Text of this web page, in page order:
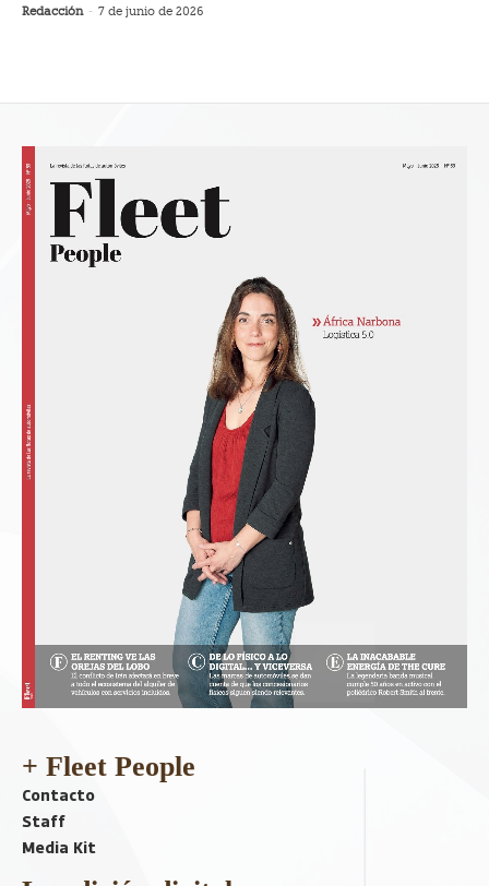
Redacción - 7 de junio de 2026
+ Fleet People
Contacto
Staff
Media Kit